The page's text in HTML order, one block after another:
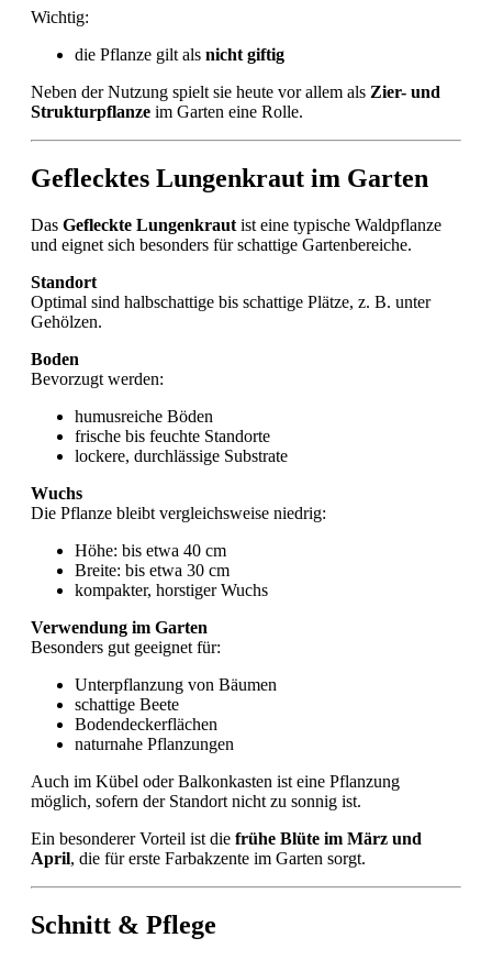
Wichtig:
die Pflanze gilt als nicht giftig
Neben der Nutzung spielt sie heute vor allem als Zier- und
Strukturpflanze im Garten eine Rolle.
Geflecktes Lungenkraut im Garten
Das Gefleckte Lungenkraut ist eine typische Waldpflanze
und eignet sich besonders für schattige Gartenbereiche.
Standort
Optimal sind halbschattige bis schattige Plätze, z. B. unter
Gehölzen.
Boden
Bevorzugt werden:
humusreiche Böden
frische bis feuchte Standorte
lockere, durchlässige Substrate
Wuchs
Die Pflanze bleibt vergleichsweise niedrig:
Höhe: bis etwa 40 cm
Breite: bis etwa 30 cm
kompakter, horstiger Wuchs
Verwendung im Garten
Besonders gut geeignet für:
Unterpflanzung von Bäumen
schattige Beete
Bodendeckerflächen
naturnahe Pflanzungen
Auch im Kübel oder Balkonkasten ist eine Pflanzung
möglich, sofern der Standort nicht zu sonnig ist.
Ein besonderer Vorteil ist die frühe Blüte im März und
April, die für erste Farbakzente im Garten sorgt.
Schnitt & Pflege